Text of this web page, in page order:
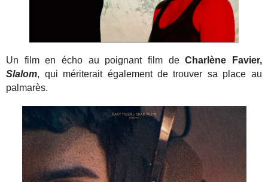
Un film en écho au poignant film deCharlène Favier,
Slalom, qui mériterait également de trouver sa place au
palmarès.